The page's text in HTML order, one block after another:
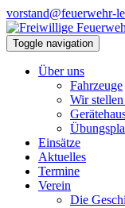
vorstand@feuerwehr-
Toggle navigation
Über uns
Fahrzeuge
Wir
Einsätze
Aktuelles
Termine
Verein
Die